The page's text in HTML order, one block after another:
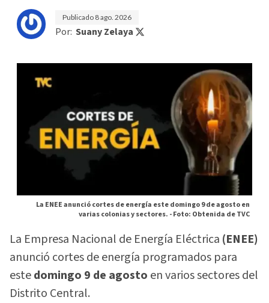
Publicado 8 ago. 2026
Por: Suany Zelaya
La ENEE anunció cortes de energía este domingo 9 de agosto en
varias colonias y sectores. -Foto: Obtenida de TVC
La Empresa Nacional de Energía Eléctrica (ENEE)
anunció cortes de energía programados para
estedomingo 9 de agosto en varios sectores del
Distrito Central.